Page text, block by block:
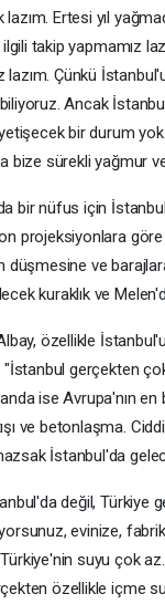
Ertesi yıl
takip yapmamız
Çünkü
Ancak
bir durum
bize sürekli yağmur ve
bir nüfus için
projeksiyonlara
düşmesine ve
kuraklık ve
özellikle
gerçekten
ise Avrupa'nın
ve betonlaşma.
İstanbul'da
değil, Türkiye
evinize,
suyu çok
özellikle içme